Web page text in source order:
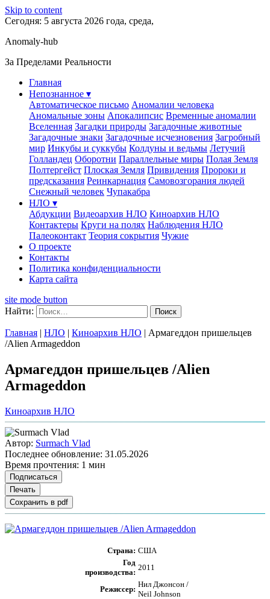
Skip to content
Сегодня: 5 августа 2026 года, среда,
Anomaly-hub
За Пределами Реальности
Главная
Непознанное ▾
Автоматическое письмо Аномалии человека
Аномальные зоны Апокалипсис Временные аномалии
Вселенная Загадки природы Загадочные животные
Загадочные знаки Загадочные исчезновения Загробный
мир Инкубы и суккубы Колдуны и ведьмы Летучий
Голландец Оборотни Параллельные миры Полая Земля
Полтергейст Плоская Земля Привидения Пророки и
предсказания Реинкарнация Самовозгорания людей
Снежный человек Чупакабра
НЛО ▾
Абдукции Видеоархив НЛО Киноархив НЛО
Контактеры Круги на полях Наблюдения НЛО
Палеоконтакт Теория сокрытия Чужие
О проекте
Контакты
Политика конфиденциальности
Карта сайта
site mode button
Найти:
Главная | НЛО | Киноархив НЛО | Армагеддон пришельцев
/Alien Armageddon
Армагеддон пришельцев /Alien
Armageddon
Киноархив НЛО
Автор: Surmach Vlad
Последнее обновление: 31.05.2026
Время прочтения: 1 мин
Подписаться
Печать
Сохранить в pdf
Страна: США
Год
производства:
2011
Режиссер:
Нил Джонсон /
Neil Johnson